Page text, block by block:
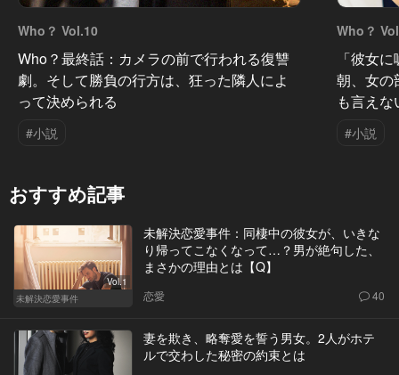
Who？ Vol.10
Who？最終話：カメラの前で行われる復讐
劇。そして勝負の行方は、狂った隣人によ
って決められる
#小説
Who？
「彼女
朝、女の
も言え
#小説
おすすめ記事
Vol.1
未解決恋愛事件
未解決恋愛事件：同棲中の彼女が、いきな
り帰ってこなくなって…？男が絶句した、
まさかの理由とは【Q】
恋愛 40
妻を欺き、略奪愛を誓う男女。2人がホテ
ルで交わした秘密の約束とは